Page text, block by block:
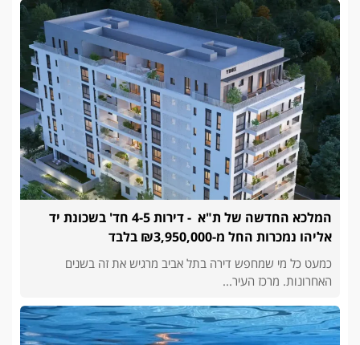
המלכא החדשה של ת"א - דירות 4-5 חד' בשכונת יד
אליהו נמכרות החל מ-₪3,950,000 בלבד
כמעט כל מי שמחפש דירה בתל אביב מרגיש את זה בשנים
האחרונות. מרכז העיר...